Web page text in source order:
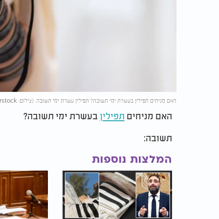
האם מניחים תפילין בעשרת ימי תשובה? תפילין עשרת ימי תשובה. (צילום: yosefus/shutterstock)
האם מניחים תפילין בעשרת ימי תשובה?
תשובה:
המלצות נוספות